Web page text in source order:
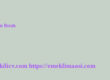
Bırak
https://emeklimaasi.com